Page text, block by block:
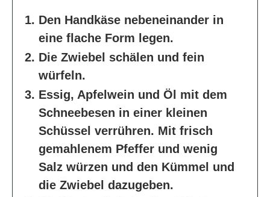
Den Handkäse nebeneinander in
eine flache Form legen.
Die Zwiebel schälen und fein
würfeln.
Essig, Apfelwein und Öl mit dem
Schneebesen in einer kleinen
Schüssel verrühren. Mit frisch
gemahlenem Pfeffer und wenig
Salz würzen und den Kümmel und
die Zwiebel dazugeben.